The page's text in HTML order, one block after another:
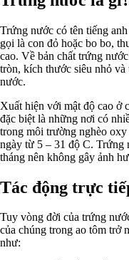
Trứng nước có tên tiếng
gọi là con đỏ hoặc bo bo,
cao. Về bản chất trứng
tròn, kích thước siêu nhỏ
nước.
Xuất hiện với mật độ cao ở
đặc biệt là những nơi có
trong môi trường nghèo
ngày từ 5 – 31 độ C. Trứng
tháng nên không gây ảnh
Tác động trực
Tuy vòng đời của trứng
của chúng trong ao tôm trở
như: